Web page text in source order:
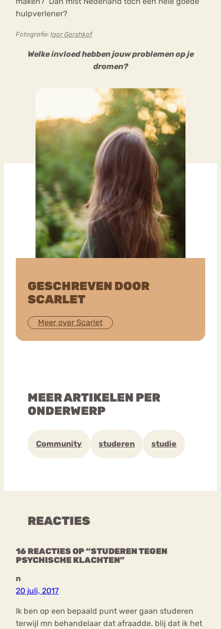
hulpverlener?
Fotografie: Igor Gorshkof
Welke invloed hebben jouw problemen op je
dromen?
GESCHREVEN DOOR
SCARLET
Meer over Scarlet
MEER ARTIKELEN PER
ONDERWERP
Community studeren studie
REACTIES
16 REACTIES OP “STUDEREN TEGEN
PSYCHISCHE KLACHTEN”
n
20 juli, 2017
Ik ben op een bepaald punt weer gaan studeren
terwijl mn behandelaar dat afraadde. blij dat ik het